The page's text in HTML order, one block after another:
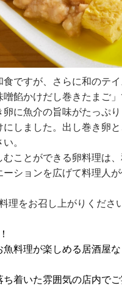
ですが、さらに和のテ
餡かけだし巻きたまご」
に魚介の旨味がたっぷ
しました。出し巻き卵
。
ことができる卵料理は
ーションを広げて料理人
理をお召し上がりくださ
魚料理が楽しめる居酒屋
ち着いた雰囲気の店内で